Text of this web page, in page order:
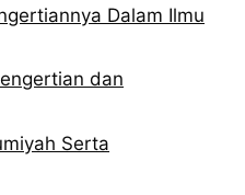
Dalam Ilmu
dan
Serta